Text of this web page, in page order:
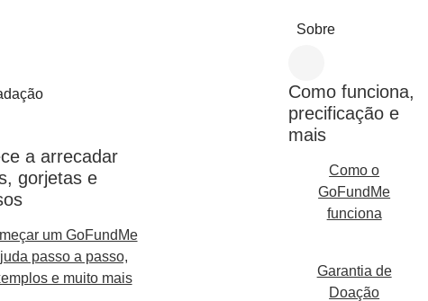
a arrecadar
gorjetas e
um GoFundMe
passo a passo,
e muito mais
Sobre
Como funciona,
precificação e
mais
Como o
GoFundMe
funciona
Garantia de
Doação